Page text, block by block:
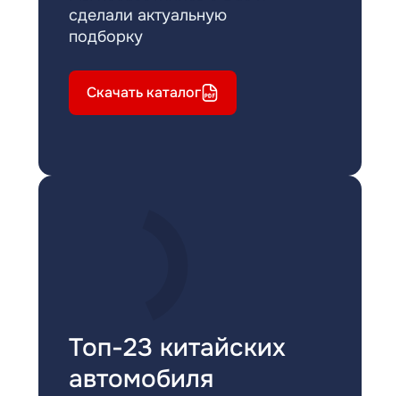
сделали актуальную
подборку
Скачать каталог
Топ-23 китайских
автомобиля